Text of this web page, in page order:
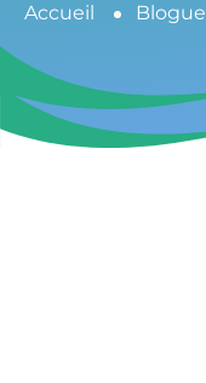
Accueil Blogue